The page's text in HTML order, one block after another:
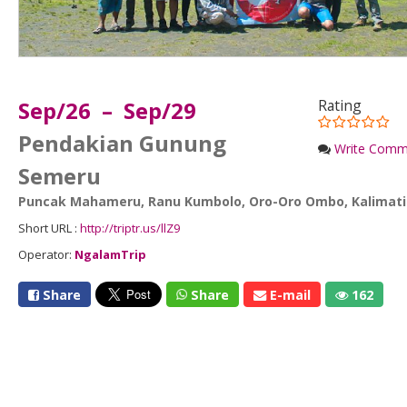
Rating
Write
Sep/26 – Sep/29
Pendakian Gunung
Semeru
Puncak Mahameru, Ranu Kumbolo, Oro-Oro Ombo, Kalimati
Short URL : http://triptr.us/llZ9
Operator: NgalamTrip
Share Share E-mail 162